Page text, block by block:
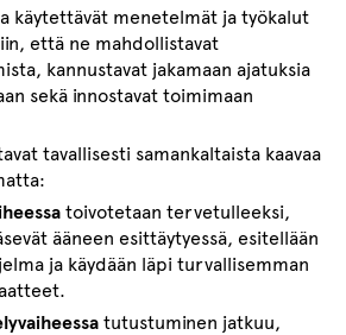
käytettävät menetelmät ja työkalut
että ne mahdollistavat
kannustavat jakamaan ajatuksia
sekä innostavat toimimaan
tavallisesti samankaltaista kaavaa
toivotetaan tervetulleeksi,
ääneen esittäytyessä, esitellään
ja käydään läpi turvallisemman
tutustuminen jatkuu,